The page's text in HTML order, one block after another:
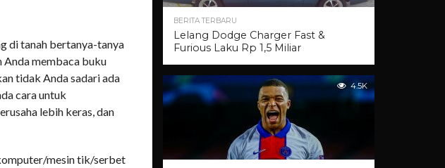
di tanah bertanya-tanya
Anda membaca buku
tidak Anda sadari ada
cara untuk
lebih keras, dan
mesin tik/serbet
BERITA TERBARU
Lelang Dodge Charger Fast &
Furious Laku Rp 1,5 Miliar
4.5K